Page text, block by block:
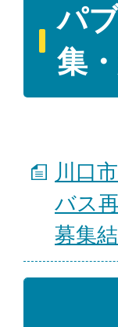
パ
集
川口
バス
募集